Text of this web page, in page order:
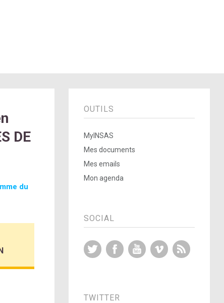
DE
du
OUTILS
MyINSAS
Mes documents
Mes emails
Mon agenda
SOCIAL
Twitter FacebookYouTubeVimeo
TWITTER